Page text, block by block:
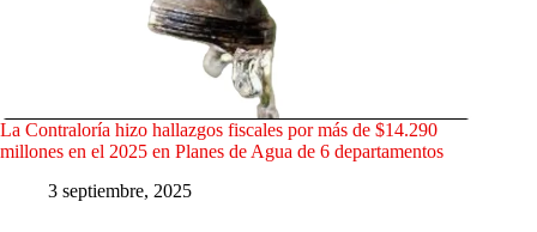
La Contraloría hizo hallazgos fiscales por más de $14.290
millones en el 2025 en Planes de Agua de 6 departamentos
3 septiembre, 2025